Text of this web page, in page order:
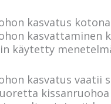
kasvatus kotona
kasvattaminen
käytetty
kasvatus vaatii